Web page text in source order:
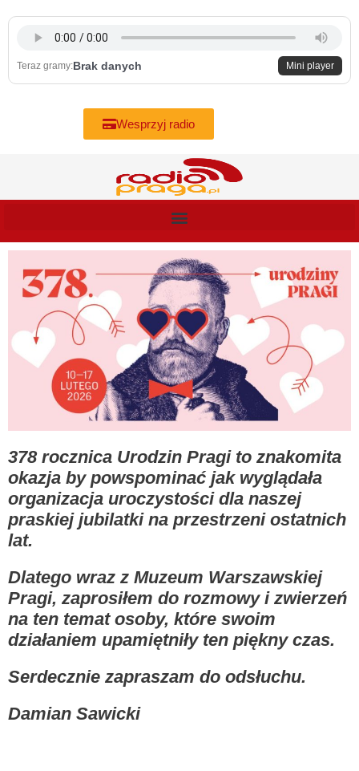
content
Teraz gramy:Brak danych Mini player
Wesprzyj radio
378 rocznica Urodzin Pragi to znakomita
okazja by powspominać jak wyglądała
organizacja uroczystości dla naszej
praskiej jubilatki na przestrzeni ostatnich
lat.
Dlatego wraz z Muzeum Warszawskiej
Pragi, zaprosiłem do rozmowy i zwierzeń
na ten temat osoby, które swoim
działaniem upamiętniły ten piękny czas.
Serdecznie zapraszam do odsłuchu.
Damian Sawicki